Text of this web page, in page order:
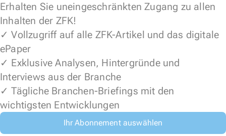
Erhalten Sie uneingeschränkten Zugang zu allen
Inhalten der ZFK!
✓ Vollzugriff auf alle ZFK-Artikel und das digitale
ePaper
✓ Exklusive Analysen, Hintergründe und
Interviews aus der Branche
✓ Tägliche Branchen-Briefings mit den
wichtigsten Entwicklungen
Ihr Abonnement auswählen